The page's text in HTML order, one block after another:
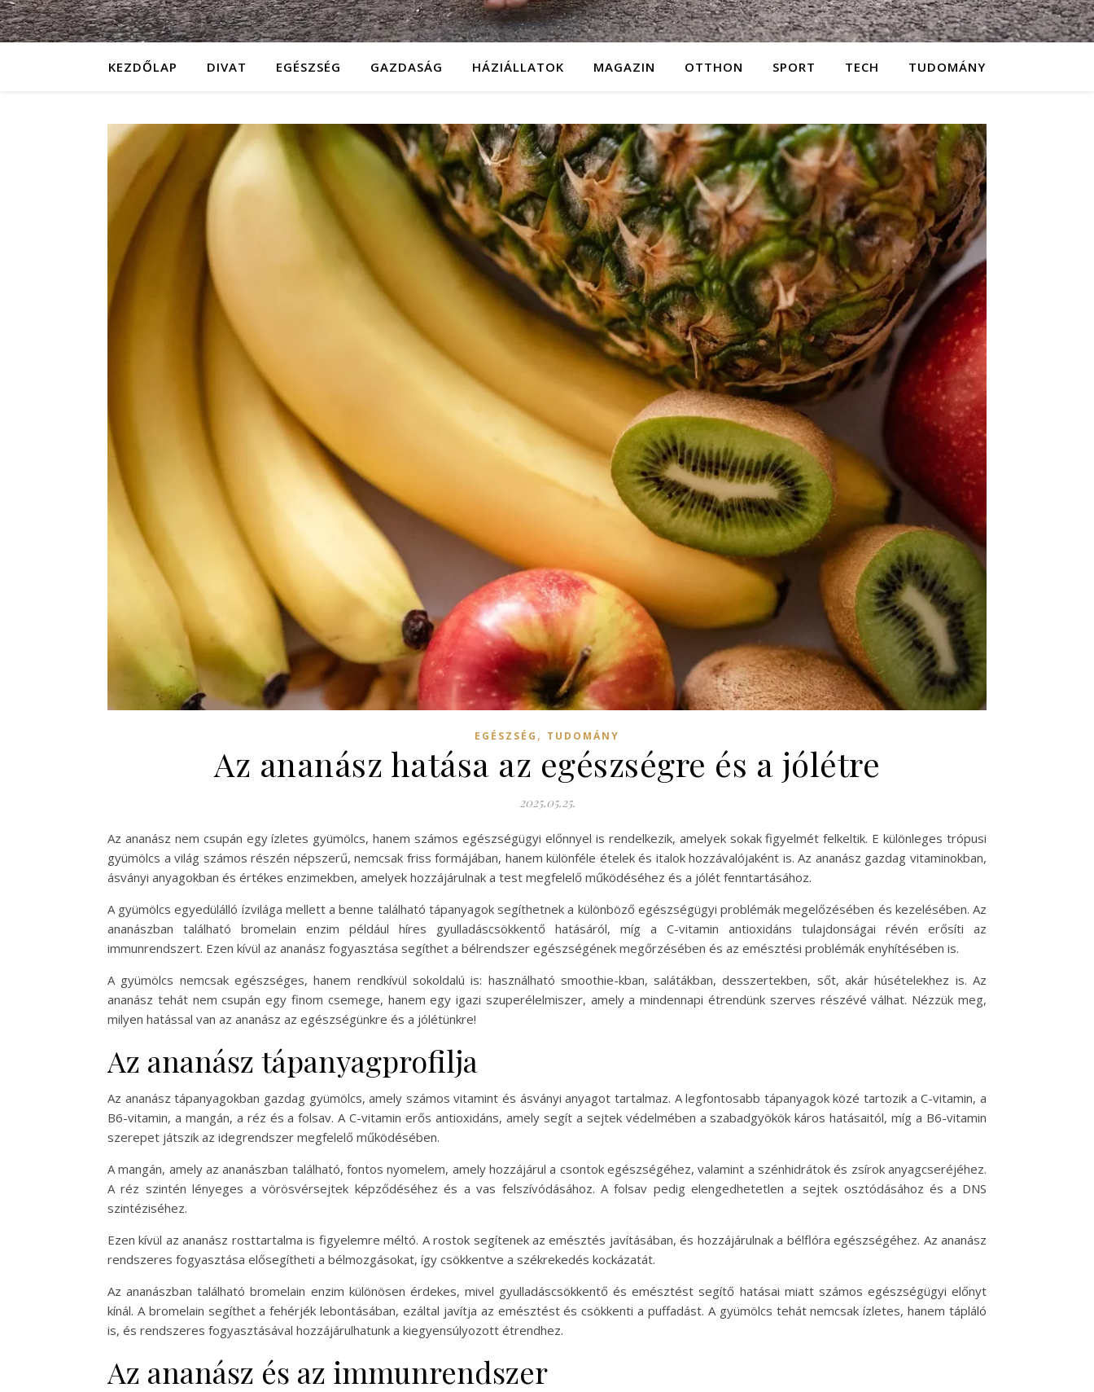
KEZDŐLAP DIVAT EGÉSZSÉG GAZDASÁG HÁZIÁLLATOK MAGAZIN OTTHON SPORT TECH TUDOMÁNY
EGÉSZSÉG , TUDOMÁNY
Az ananász hatása az egészségre és a jólétre
2025.05.25.
Az ananász nem csupán egy ízletes gyümölcs, hanem számos egészségügyi előnnyel is rendelkezik, amelyek sokak figyelmét felkeltik. E különleges trópusi
gyümölcs a világ számos részén népszerű, nemcsak friss formájában, hanem különféle ételek és italok hozzávalójaként is. Az ananász gazdag vitaminokban,
ásványi anyagokban és értékes enzimekben, amelyek hozzájárulnak a test megfelelő működéséhez és a jólét fenntartásához.
A gyümölcs egyedülálló ízvilága mellett a benne található tápanyagok segíthetnek a különböző egészségügyi problémák megelőzésében és kezelésében. Az
ananászban található bromelain enzim például híres gyulladáscsökkentő hatásáról, míg a C-vitamin antioxidáns tulajdonságai révén erősíti az
immunrendszert. Ezen kívül az ananász fogyasztása segíthet a bélrendszer egészségének megőrzésében és az emésztési problémák enyhítésében is.
A gyümölcs nemcsak egészséges, hanem rendkívül sokoldalú is: használható smoothie-kban, salátákban, desszertekben, sőt, akár húsételekhez is. Az
ananász tehát nem csupán egy finom csemege, hanem egy igazi szuperélelmiszer, amely a mindennapi étrendünk szerves részévé válhat. Nézzük meg,
milyen hatással van az ananász az egészségünkre és a jólétünkre!
Az ananász tápanyagprofilja
Az ananász tápanyagokban gazdag gyümölcs, amely számos vitamint és ásványi anyagot tartalmaz. A legfontosabb tápanyagok közé tartozik a C-vitamin, a
B6-vitamin, a mangán, a réz és a folsav. A C-vitamin erős antioxidáns, amely segít a sejtek védelmében a szabadgyökök káros hatásaitól, míg a B6-vitamin
szerepet játszik az idegrendszer megfelelő működésében.
A mangán, amely az ananászban található, fontos nyomelem, amely hozzájárul a csontok egészségéhez, valamint a szénhidrátok és zsírok anyagcseréjéhez.
A réz szintén lényeges a vörösvérsejtek képződéséhez és a vas felszívódásához. A folsav pedig elengedhetetlen a sejtek osztódásához és a DNS
szintéziséhez.
Ezen kívül az ananász rosttartalma is figyelemre méltó. A rostok segítenek az emésztés javításában, és hozzájárulnak a bélflóra egészségéhez. Az ananász
rendszeres fogyasztása elősegítheti a bélmozgásokat, így csökkentve a székrekedés kockázatát.
Az ananászban található bromelain enzim különösen érdekes, mivel gyulladáscsökkentő és emésztést segítő hatásai miatt számos egészségügyi előnyt
kínál. A bromelain segíthet a fehérjék lebontásában, ezáltal javítja az emésztést és csökkenti a puffadást. A gyümölcs tehát nemcsak ízletes, hanem tápláló
is, és rendszeres fogyasztásával hozzájárulhatunk a kiegyensúlyozott étrendhez.
Az ananász és az immunrendszer